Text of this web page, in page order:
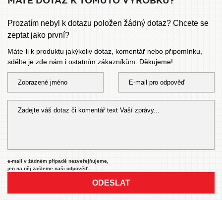
Prozatím nebyl k dotazu položen žádný dotaz? Chcete se
zeptat jako první?
Máte-li k produktu jakýkoliv dotaz, komentář nebo připomínku,
sdělte je zde nám i ostatním zákazníkům. Děkujeme!
e-mail v žádném případě nezveřejňujeme,
jen na něj zašleme naši odpověď.
ODESLAT